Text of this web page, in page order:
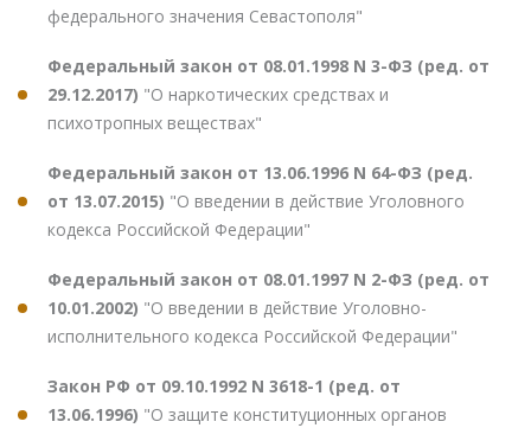
федерального значения Севастополя"
Федеральный закон от 08.01.1998 N 3-ФЗ (ред. от
29.12.2017) "О наркотических средствах и
психотропных веществах"
Федеральный закон от 13.06.1996 N 64-ФЗ (ред.
от 13.07.2015) "О введении в действие Уголовного
кодекса Российской Федерации"
Федеральный закон от 08.01.1997 N 2-ФЗ (ред. от
10.01.2002) "О введении в действие Уголовно-
исполнительного кодекса Российской Федерации"
Закон РФ от 09.10.1992 N 3618-1 (ред. от
13.06.1996) "О защите конституционных органов